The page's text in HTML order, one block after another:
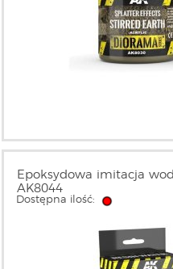
Epoksydowa imitacja
AK8044
Dostępna ilość: